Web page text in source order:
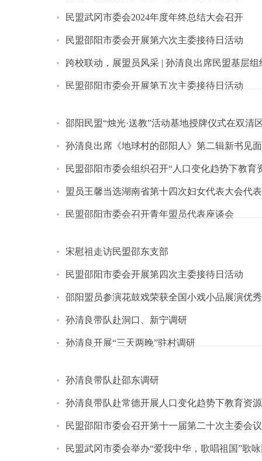
民盟武冈市委会2024年度年终总结大会召开
民盟邵阳市委会开展第六次主委接待日活动
跨校联动，展盟员风采 | 孙清良出席民盟基层组
民盟邵阳市委会开展第五次主委接待日活动
邵阳民盟“烛光·送教”活动基地授牌仪式在双清
孙清良出席《地球村的邵阳人》第二辑新书见
民盟邵阳市委会组织召开“人口变化趋势下教育
盟员王馨当选湖南省第十四次妇女代表大会代表
民盟邵阳市委会召开青年盟员代表座谈会
宋慰祖走访民盟邵东支部
民盟邵阳市委会开展第四次主委接待日活动
邵阳盟员参演花鼓戏荣获全国小戏小品展演优
孙清良带队赴洞口、新宁调研
孙清良开展“三天两晚”驻村调研
孙清良带队赴邵东调研
孙清良带队赴常德开展人口变化趋势下教育资
民盟邵阳市委会召开第十一届第二十次主委会议
民盟武冈市委会举办“爱我中华，歌唱祖国”歌